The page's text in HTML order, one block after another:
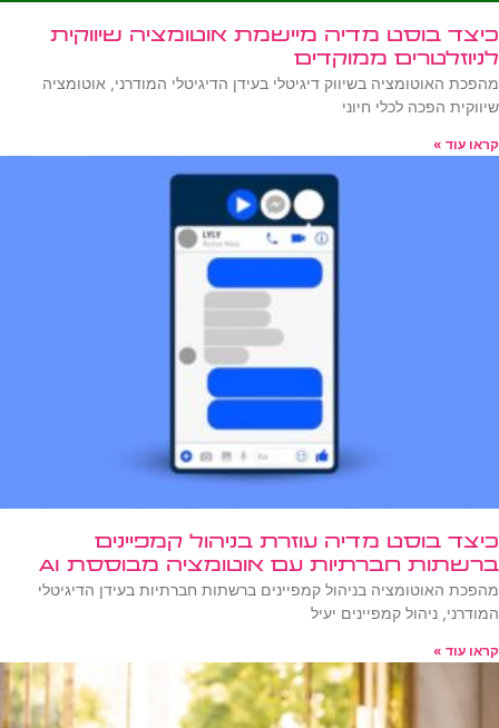
כיצד בוסט מדיה מיישמת אוטומציה שיווקית
לניוזלטרים ממוקדים
מהפכת האוטומציה בשיווק דיגיטלי בעידן הדיגיטלי המודרני, אוטומציה
שיווקית הפכה לכלי חיוני
קראו עוד »
כיצד בוסט מדיה עוזרת בניהול קמפיינים
ברשתות חברתיות עם אוטומציה מבוססת AI
מהפכת האוטומציה בניהול קמפיינים ברשתות חברתיות בעידן הדיגיטלי
המודרני, ניהול קמפיינים יעיל
קראו עוד »